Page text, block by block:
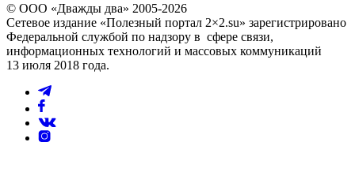
© ООО «Дважды два» 2005-2026
Сетевое издание «Полезный портал 2×2.su» зарегистрировано
Федеральной службой по надзору в сфере связи,
информационных технологий и массовых коммуникаций
13 июля 2018 года.